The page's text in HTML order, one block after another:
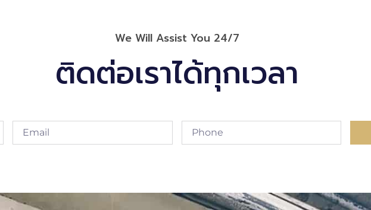
We Will Assist You 24/7
ติดต่อเราได้ทุกเวลา